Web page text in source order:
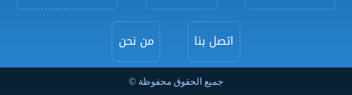
اتصل بنا من نحن
جميع الحقوق محفوظة ©